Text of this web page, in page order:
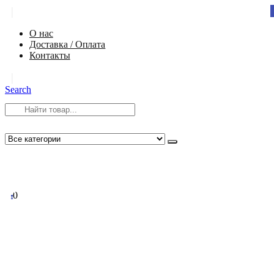
О нас
Доставка / Оплата
Контакты
Search
00